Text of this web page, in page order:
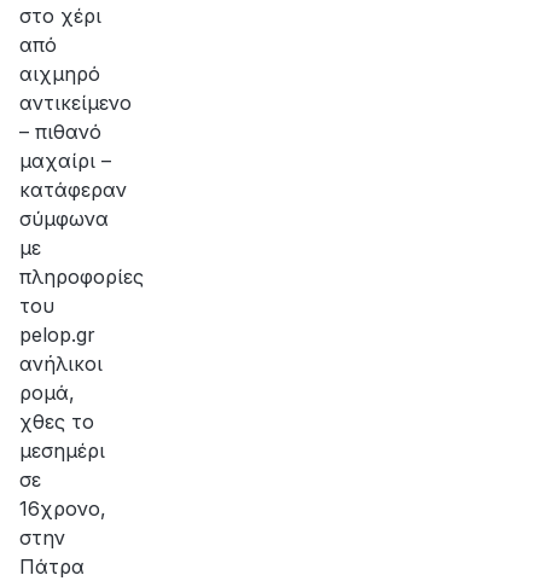
στο χέρι
από
αιχμηρό
αντικείμενο
– πιθανό
μαχαίρι –
κατάφεραν
σύμφωνα
με
πληροφορίες
του
pelop.gr
ανήλικοι
ρομά,
χθες το
μεσημέρι
σε
16χρονο,
στην
Πάτρα